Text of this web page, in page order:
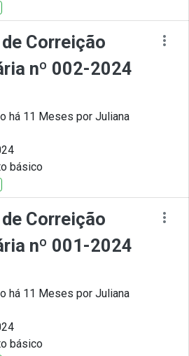
Correição
nº 002-2024
há 11 Meses por Juliana
básico
Correição
nº 001-2024
há 11 Meses por Juliana
básico